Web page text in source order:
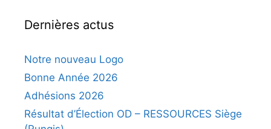
Dernières actus
Notre nouveau Logo
Bonne Année 2026
Adhésions 2026
Résultat d’Élection OD – RESSOURCES Siège